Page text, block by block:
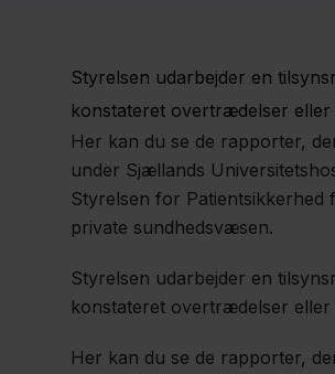
​Styrelsen udarbejder en
konstateret overtrædelser
Her kan du se de rapporter,
under Sjællands
Styrelsen for Patientsikkerhed
private sundhedsvæsen.
​Styrelsen udarbejder en
konstateret overtrædelser
Her kan du se de rapporter,